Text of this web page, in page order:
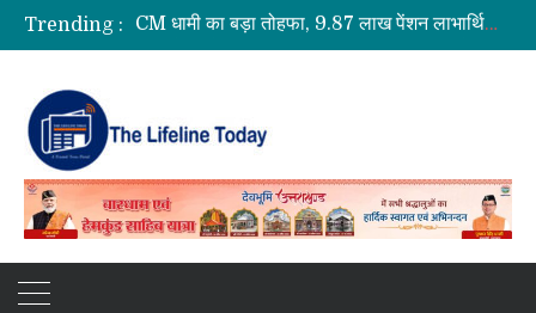
Trending :
कॉमनवेल्थ गेम्स 2026 के उत्तराखंड के पदक विजेताओं और प्रशिक्षकों को मुख्यमंत्री धामी ने किया सम्मानित
राष्ट्रीय हथकरघा दिवस पर मुख्यमंत्री धामी ने उत्कृष्ट बुनकरों और हस्तशिल्प कारीगरों को किया सम्मानित